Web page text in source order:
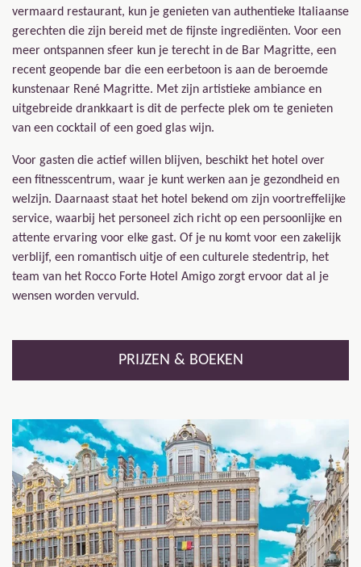
vermaard restaurant, kun je genieten van authentieke Italiaanse
gerechten die zijn bereid met de fijnste ingrediënten. Voor een
meer ontspannen sfeer kun je terecht in de Bar Magritte, een
recent geopende bar die een eerbetoon is aan de beroemde
kunstenaar René Magritte. Met zijn artistieke ambiance en
uitgebreide drankkaart is dit de perfecte plek om te genieten
van een cocktail of een goed glas wijn.
Voor gasten die actief willen blijven, beschikt het hotel over
een fitnesscentrum, waar je kunt werken aan je gezondheid en
welzijn. Daarnaast staat het hotel bekend om zijn voortreffelijke
service, waarbij het personeel zich richt op een persoonlijke en
attente ervaring voor elke gast. Of je nu komt voor een zakelijk
verblijf, een romantisch uitje of een culturele stedentrip, het
team van het Rocco Forte Hotel Amigo zorgt ervoor dat al je
wensen worden vervuld.
PRIJZEN & BOEKEN